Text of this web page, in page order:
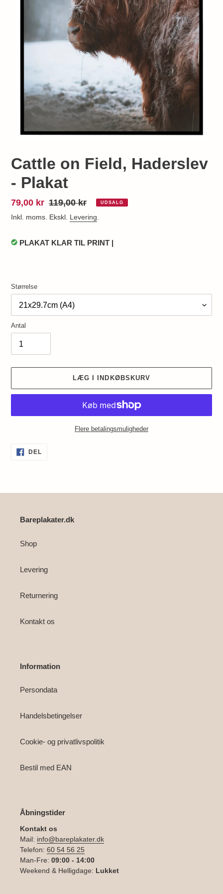
Cattle on Field, Haderslev
- Plakat
Udsalgspris
79,00 kr Normalpris
119,00 kr UDSALG
Inkl. moms. Ekskl. Levering.
PLAKAT KLAR TIL PRINT |
Størrelse
Antal
LÆG I INDKØBSKURV
Flere betalingsmuligheder
Lægger
produkt
DEL
Bareplakater.dk
Shop
Levering
Returnering
Kontakt os
Information
Persondata
Handelsbetingelser
Cookie- og privatlivspolitik
Bestil med EAN
Åbningstider
Kontakt os
Mail: info@bareplakater.dk
Telefon: 60 54 56 25
Man-Fre: 09:00 - 14:00
Weekend & Helligdage: Lukket